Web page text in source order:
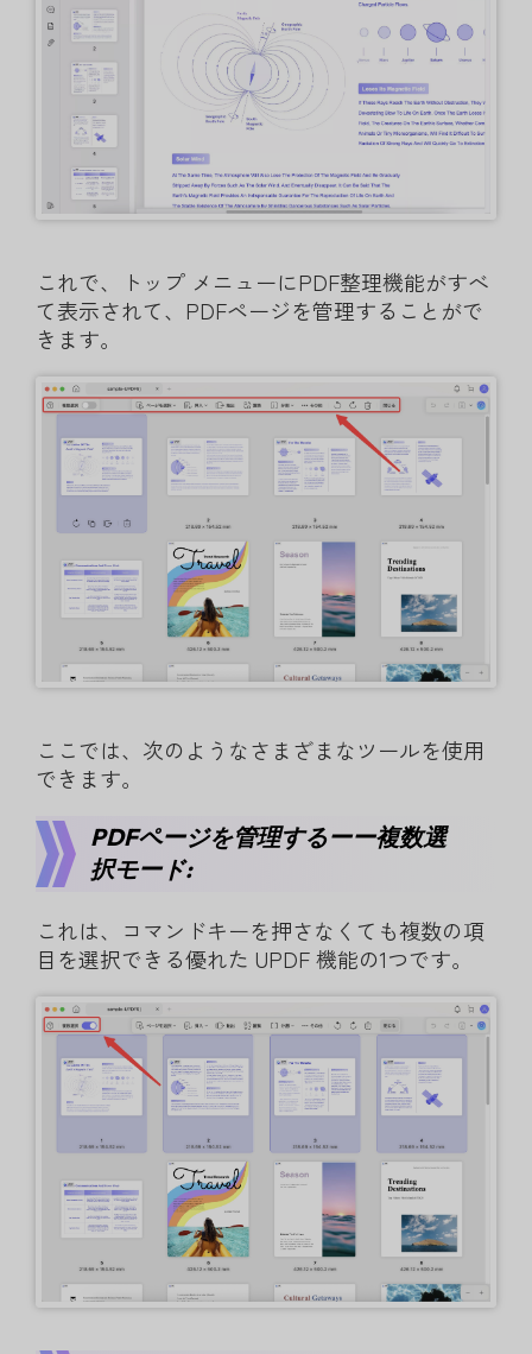
これで、トップ メニューにPDF整理機能がすべ
て表示されて、PDFページを管理することがで
きます。
ここでは、次のようなさまざまなツールを使用
できます。
PDFページを管理するーー複数選
択モード:
これは、コマンドキーを押さなくても複数の項
目を選択できる優れた UPDF 機能の1つです。